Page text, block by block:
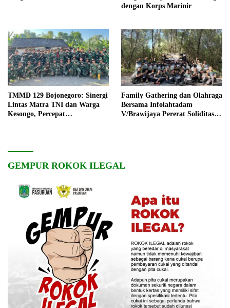
dengan Korps Marinir
TMMD 129 Bojonegoro: Sinergi
Lintas Matra TNI dan Warga
Kesongo, Percepat
Family Gathering dan Olahraga
Bersama Infolahtadam
V/Brawijaya Pererat Soliditas
GEMPUR ROKOK ILEGAL